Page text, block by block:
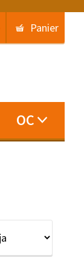
Panier
OC